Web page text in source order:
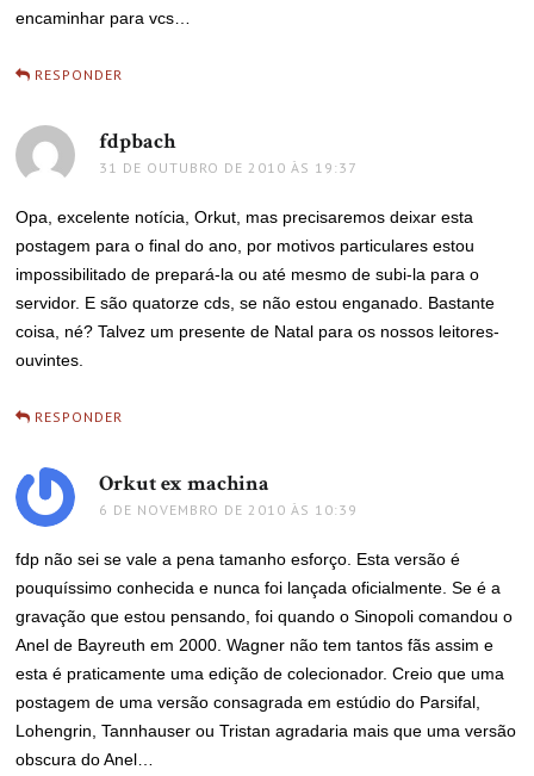
encaminhar para vcs…
RESPONDER
fdpbachdisse:
31 DE OUTUBRO DE 2010 ÀS 19:37
Opa, excelente notícia, Orkut, mas precisaremos deixar esta
postagem para o final do ano, por motivos particulares estou
impossibilitado de prepará-la ou até mesmo de subi-la para o
servidor. E são quatorze cds, se não estou enganado. Bastante
coisa, né? Talvez um presente de Natal para os nossos leitores-
ouvintes.
RESPONDER
Orkut ex machina
6 DE NOVEMBRO DE 2010 ÀS 10:39
fdp não sei se vale a pena tamanho esforço. Esta versão é
pouquíssimo conhecida e nunca foi lançada oficialmente. Se é a
gravação que estou pensando, foi quando o Sinopoli comandou o
Anel de Bayreuth em 2000. Wagner não tem tantos fãs assim e
esta é praticamente uma edição de colecionador. Creio que uma
postagem de uma versão consagrada em estúdio do Parsifal,
Lohengrin, Tannhauser ou Tristan agradaria mais que uma versão
obscura do Anel…